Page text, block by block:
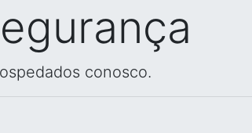
conosco.